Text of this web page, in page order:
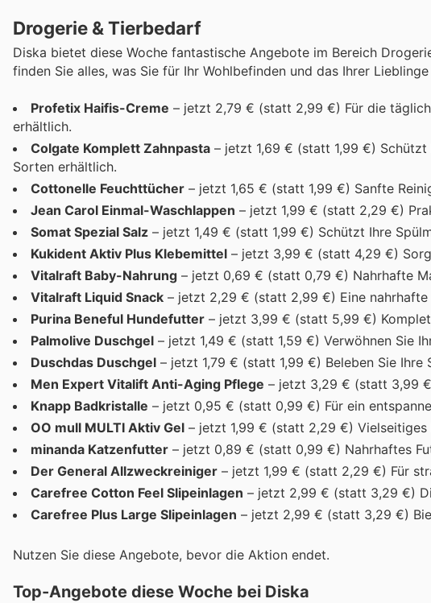
Drogerie & Tierbedarf
Diska bietet diese Woche fantastische Angebote im Bereich
finden Sie alles, was Sie für Ihr Wohlbefinden und das Ihrer
Profetix Haifis-Creme – jetzt 2,79 € (statt 2,99 €) Für die
erhältlich.
Colgate Komplett Zahnpasta – jetzt 1,69 € (statt 1,99 €)
Sorten erhältlich.
Cottonelle Feuchttücher – jetzt 1,65 € (statt 1,99 €) Sanfte
Jean Carol Einmal-Waschlappen – jetzt 1,99 € (statt 2,29 €)
Somat Spezial Salz – jetzt 1,49 € (statt 1,99 €) Schützt Ihre
Kukident Aktiv Plus Klebemittel – jetzt 3,99 € (statt 4,29 €)
Vitalraft Baby-Nahrung – jetzt 0,69 € (statt 0,79 €) Nahrhafte
Vitalraft Liquid Snack – jetzt 2,29 € (statt 2,99 €) Eine
Purina Beneful Hundefutter – jetzt 3,99 € (statt 5,99 €)
Palmolive Duschgel – jetzt 1,49 € (statt 1,59 €) Verwöhnen Sie
Duschdas Duschgel – jetzt 1,79 € (statt 1,99 €) Beleben Sie
Men Expert Vitalift Anti-Aging Pflege – jetzt 3,29 € (statt 3,99
Knapp Badkristalle – jetzt 0,95 € (statt 0,99 €) Für ein
OO mull MULTI Aktiv Gel – jetzt 1,99 € (statt 2,29 €) Vielseitiges
minanda Katzenfutter – jetzt 0,89 € (statt 0,99 €) Nahrhaftes
Der General Allzweckreiniger – jetzt 1,99 € (statt 2,29 €) Für
Carefree Cotton Feel Slipeinlagen – jetzt 2,99 € (statt 3,29 €)
Carefree Plus Large Slipeinlagen – jetzt 2,99 € (statt 3,29 €)
Nutzen Sie diese Angebote, bevor die Aktion endet.
Top-Angebote diese Woche bei Diska